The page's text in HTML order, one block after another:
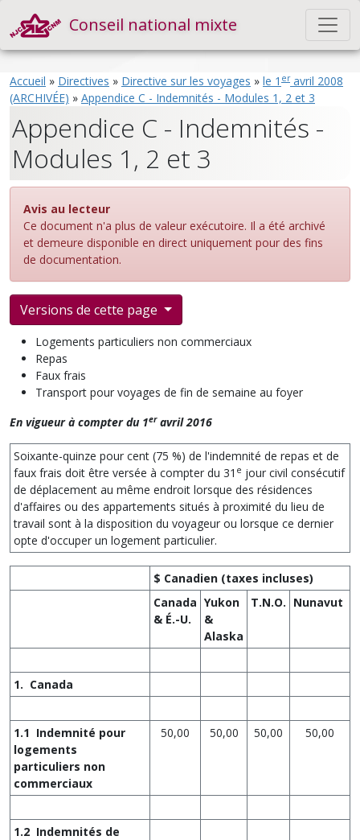
Conseil national mixte
Accueil » Directives » Directive sur les voyages » le 1 eravril 2008
(ARCHIVÉE) » Appendice C - Indemnités - Modules 1, 2 et 3
Appendice C - Indemnités -
Modules 1, 2 et 3
Avis au lecteur
Ce document n'a plus de valeur exécutoire. Il a été archivé
et demeure disponible en direct uniquement pour des fins
de documentation.
Versions de cette page
Logements particuliers non commerciaux
Repas
Faux frais
Transport pour voyages de fin de semaine au foyer
En vigueur à compter du 1eravril 2016
Soixante-quinze pour cent (75 %) de l'indemnité de repas et de
faux frais doit être versée à compter du 31 e jour civil consécutif
de déplacement au même endroit lorsque des résidences
d'affaires ou des appartements situés à proximité du lieu de
travail sont à la disposition du voyageur ou lorsque ce dernier
opte d'occuper un logement particulier.
$ Canadien (taxes incluses)
Canada
& É.-U.
Yukon
&
Alaska
T.N.O. Nunavut
1. Canada
1.1 Indemnité pour
logements
particuliers non
commerciaux
50,00 50,00 50,00 50,00
1.2 Indemnités de